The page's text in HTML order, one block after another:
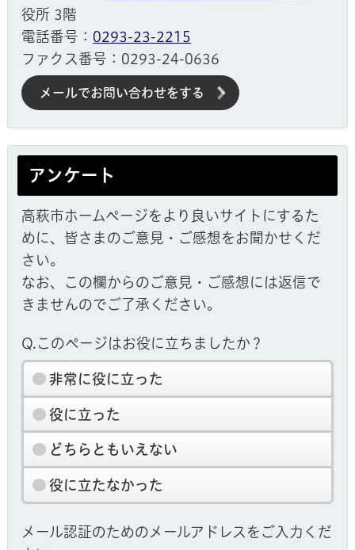
役所 3階
電話番号： 0293-23-2215
ファクス番号：0293-24-0636
メールでお問い合わせをする
アンケート
高萩市ホームページをより良いサイトにするた
めに、皆さまのご意見・ご感想をお聞かせくだ
さい。
なお、この欄からのご意見・ご感想には返信で
きませんのでご了承ください。
Q.このページはお役に立ちましたか？
非常に役に立った
役に立った
どちらともいえない
役に立たなかった
メール認証のためのメールアドレスをご入力くだ